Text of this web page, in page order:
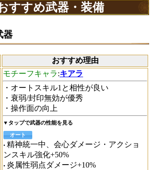
すすめ武器・装備
器
おすすめ理由
モチーフキャラ:キアラ
・オートスキル1と相性が良い
・衰弱/封印無効が優秀
・操作面の向上
▼タップで武器の性能を見る
オート
精神統一中、会心ダメージ・アクショ
ンスキル強化+50%
炎属性弱点ダメージ+10%